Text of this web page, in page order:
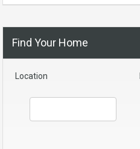
Find Your Home
Location